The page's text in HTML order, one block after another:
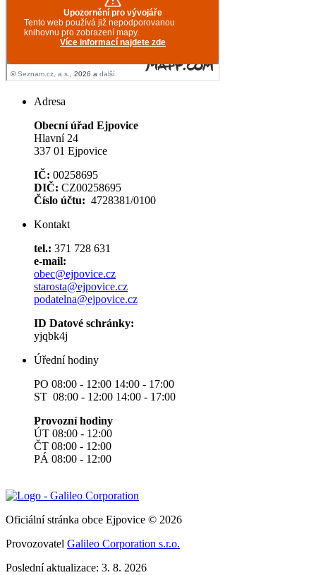
Adresa
Obecní úřad Ejpovice
Hlavní 24
337 01 Ejpovice
IČ: 00258695
DIČ: CZ00258695
Číslo účtu: 4728381/0100
Kontakt
tel.: 371 728 631
e-mail:
obec@ejpovice.cz
starosta@ejpovice.cz
podatelna@ejpovice.cz
ID Datové schránky:
yjqbk4j
Úřední hodiny
PO 08:00 - 12:00 14:00 - 17:00
ST 08:00 - 12:00 14:00 - 17:00
Provozní hodiny
ÚT 08:00 - 12:00
ČT 08:00 - 12:00
PÁ 08:00 - 12:00
Oficiální stránka obce Ejpovice © 2026
Provozovatel Galileo Corporation s.r.o.
Poslední aktualizace: 3. 8. 2026